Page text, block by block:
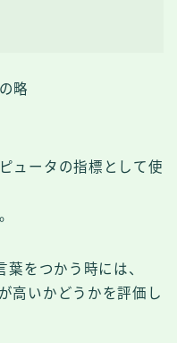
略
ュータの指標として使
葉をつかう時には、
高いかどうかを評価し